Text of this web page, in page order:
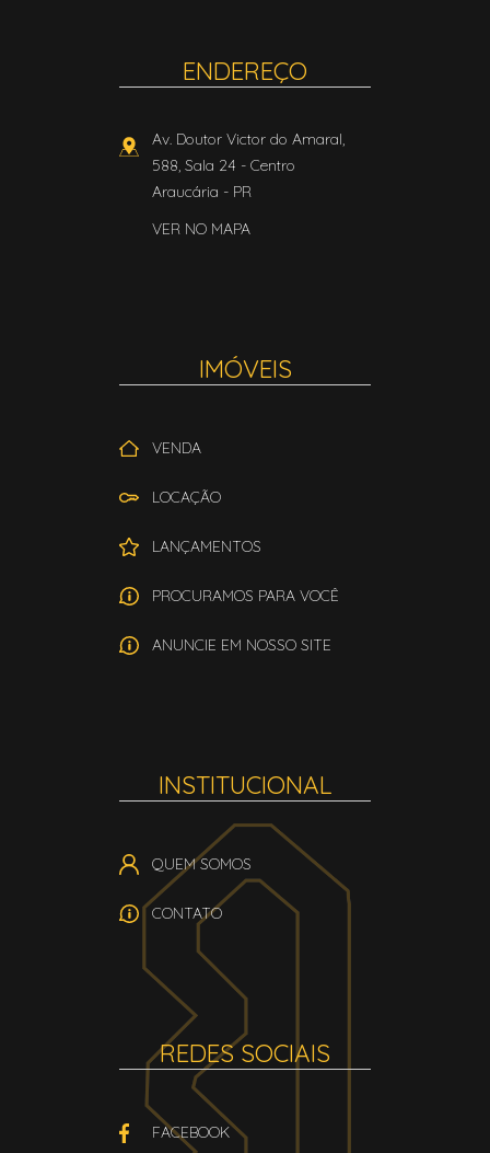
ENDEREÇO
Av. Doutor Victor do Amaral,
588, Sala 24 - Centro
Araucária - PR
VER NO MAPA
IMÓVEIS
VENDA
LOCAÇÃO
LANÇAMENTOS
PROCURAMOS PARA VOCÊ
ANUNCIE EM NOSSO SITE
INSTITUCIONAL
QUEM SOMOS
CONTATO
REDES SOCIAIS
FACEBOOK